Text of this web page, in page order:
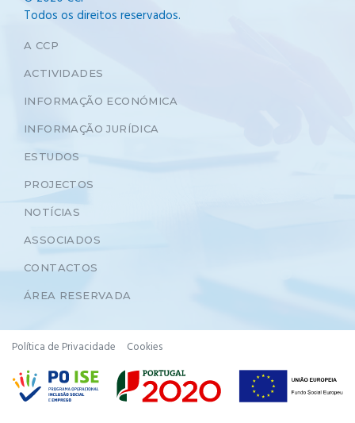
Todos os direitos reservados.
A CCP
ACTIVIDADES
INFORMAÇÃO ECONÓMICA
INFORMAÇÃO JURÍDICA
ESTUDOS
PROJECTOS
NOTÍCIAS
ASSOCIADOS
CONTACTOS
ÁREA RESERVADA
Política de Privacidade Cookies